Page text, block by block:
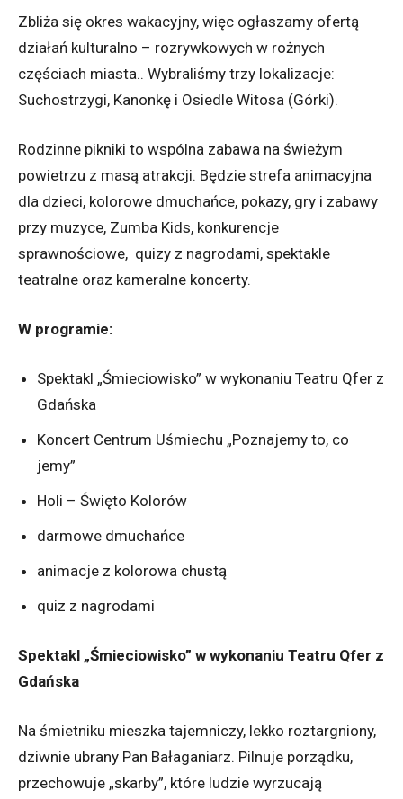
Zbliża się okres wakacyjny, więc ogłaszamy ofertą
działań kulturalno – rozrywkowych w rożnych
częściach miasta.. Wybraliśmy trzy lokalizacje:
Suchostrzygi, Kanonkę i Osiedle Witosa (Górki).
Rodzinne pikniki to wspólna zabawa na świeżym
powietrzu z masą atrakcji. Będzie strefa animacyjna
dla dzieci, kolorowe dmuchańce, pokazy, gry i zabawy
przy muzyce, Zumba Kids, konkurencje
sprawnościowe, quizy z nagrodami, spektakle
teatralne oraz kameralne koncerty.
W programie:
Spektakl „Śmieciowisko” w wykonaniu Teatru Qfer z
Gdańska
Koncert Centrum Uśmiechu „Poznajemy to, co
jemy”
Holi – Święto Kolorów
darmowe dmuchańce
animacje z kolorowa chustą
quiz z nagrodami
Spektakl „Śmieciowisko” w wykonaniu Teatru Qfer z
Gdańska
Na śmietniku mieszka tajemniczy, lekko roztargniony,
dziwnie ubrany Pan Bałaganiarz. Pilnuje porządku,
przechowuje „skarby”, które ludzie wyrzucają